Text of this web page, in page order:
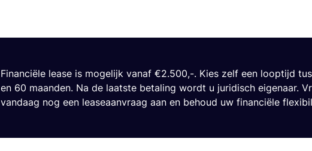
Financiële lease is mogelijk vanaf €2.500,-. Kies zelf een looptijd
en 60 maanden. Na de laatste betaling wordt u juridisch eigenaar.
vandaag nog een leaseaanvraag aan en behoud uw financiële